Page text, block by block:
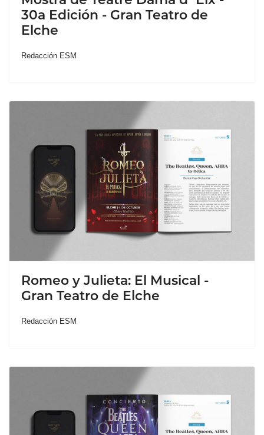
30a Edición - Gran Teatro de
Elche
Redacción ESM
Romeo y Julieta: El Musical -
Gran Teatro de Elche
Redacción ESM